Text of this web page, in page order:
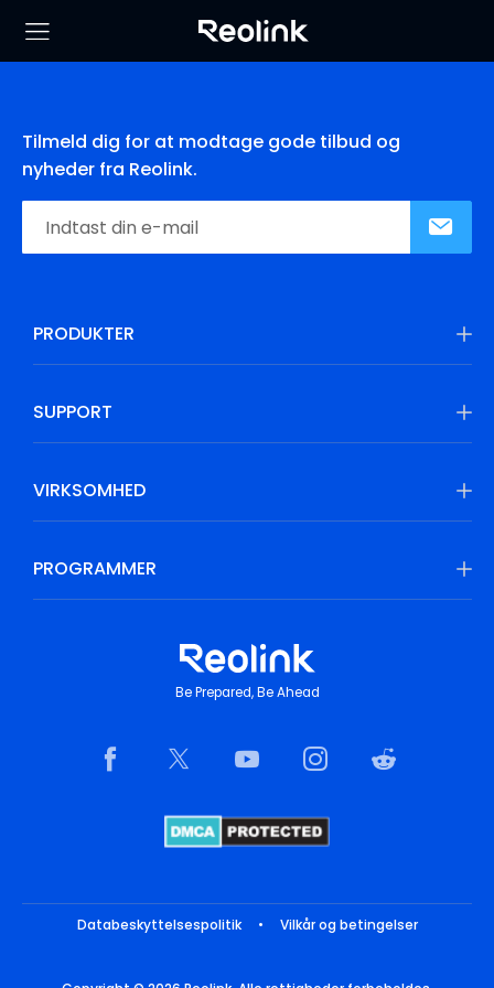
Tilmeld dig for at modtage gode tilbud og
nyheder fra Reolink.
PRODUKTER
SUPPORT
VIRKSOMHED
PROGRAMMER
Be Prepared, Be Ahead
Databeskyttelsespolitik • Vilkår og betingelser